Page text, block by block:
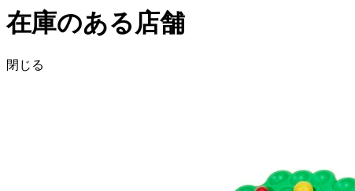
在庫のある店舗
閉じる